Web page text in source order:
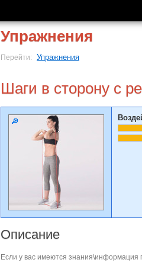
Упражнения
Перейти: Упражнения
Шаги в сторону с
Описание
Если у вас имеются знания\информация